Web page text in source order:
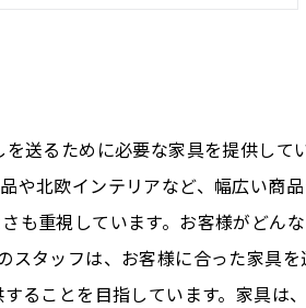
送るために必要な家具を提供して
北欧インテリアなど、幅広い商
重視しています。お客様がどん
タッフは、お客様に合った家具
ることを目指しています。家具は